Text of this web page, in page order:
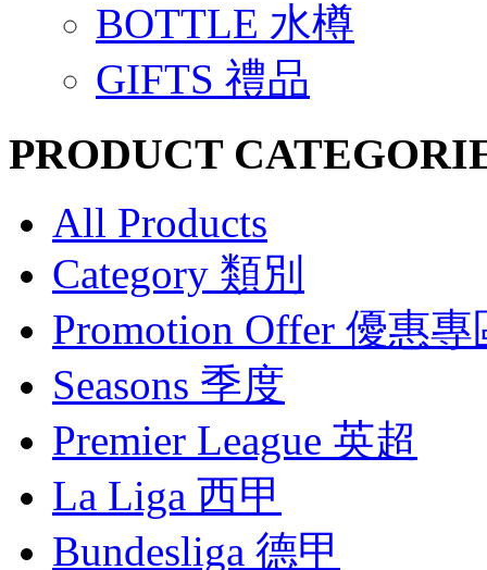
BOTTLE 水樽
GIFTS 禮品
PRODUCT
All Products
Category 類別
Promotion Offer 優惠專
Seasons 季度
Premier League 英超
La Liga 西甲
Bundesliga 德甲